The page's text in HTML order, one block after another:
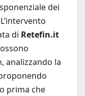
dei
di Retefin.it
analizzando la
prima che